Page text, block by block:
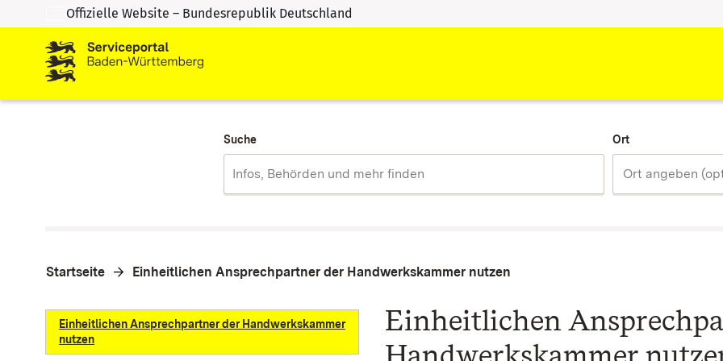
Zum Inhalt springen
Zur Suche springen
Offizielle Website – Bundesrepublik Deutschland
Suche Ort
Startseite Einheitlichen Ansprechpartner der Handwerkskammer nutzen
Einheitlichen Ansprechpartner der Handwerkskammer
nutzen
Einheitlichen